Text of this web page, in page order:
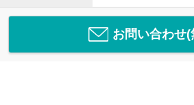
お問い合わせ(